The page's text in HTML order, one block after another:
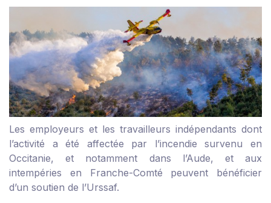
Les employeurs et les travailleurs indépendants dont
l’activité a été affectée par l’incendie survenu en
Occitanie, et notamment dans l’Aude, et aux
intempéries en Franche-Comté peuvent bénéficier
d’un soutien de l’Urssaf.